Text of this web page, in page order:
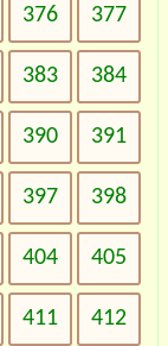
376 377
383 384
390 391
397 398
404 405
411 412